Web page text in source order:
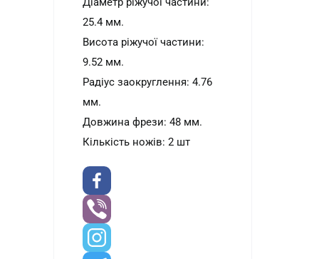
25.4 мм.
Висота ріжучої частини:
9.52 мм.
Радіус заокруглення: 4.76
мм.
Довжина фрези: 48 мм.
Кількість ножів: 2 шт